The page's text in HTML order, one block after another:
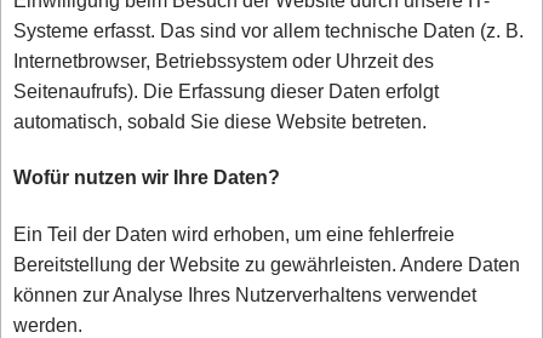
Systeme erfasst. Das sind vor allem technische Daten (z. B.
Internetbrowser, Betriebssystem oder Uhrzeit des
Seitenaufrufs). Die Erfassung dieser Daten erfolgt
automatisch, sobald Sie diese Website betreten.
Wofür nutzen wir Ihre Daten?
Ein Teil der Daten wird erhoben, um eine fehlerfreie
Bereitstellung der Website zu gewährleisten. Andere Daten
können zur Analyse Ihres Nutzerverhaltens verwendet
werden.